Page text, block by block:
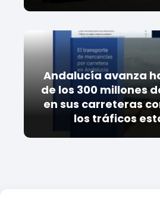
Andalucía avanza
de los 300 millones
en sus carreteras
los tráficos